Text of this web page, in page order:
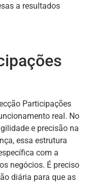
a resultados
Participações
real. No
e precisão na
essa estrutura
com a
negócios. É preciso
diária para que as